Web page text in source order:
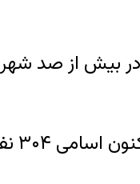
پس از گسترش اعتراضات